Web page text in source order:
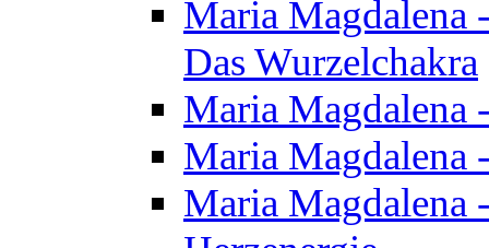
Maria Magdalena
Das Wurzelchakra
Maria Magdalena
Maria Magdalena
Maria Magdalena